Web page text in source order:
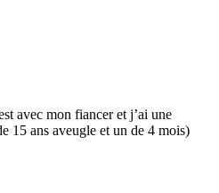
avec mon fiancer et j’ai une
15 ans aveugle et un de 4 mois)